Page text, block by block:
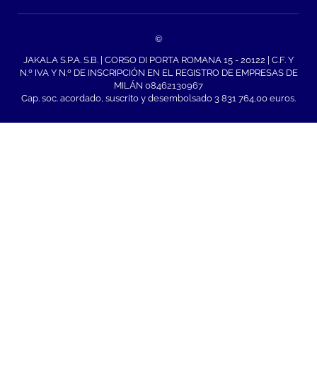
©
JAKALA S.P.A. S.B. | CORSO DI PORTA ROMANA 15 - 20122 | C.F. Y
N.º IVA Y N.º DE INSCRIPCIÓN EN EL REGISTRO DE EMPRESAS DE
MILÁN 08462130967
Cap. soc. acordado, suscrito y desembolsado 3 831 764,00 euros.